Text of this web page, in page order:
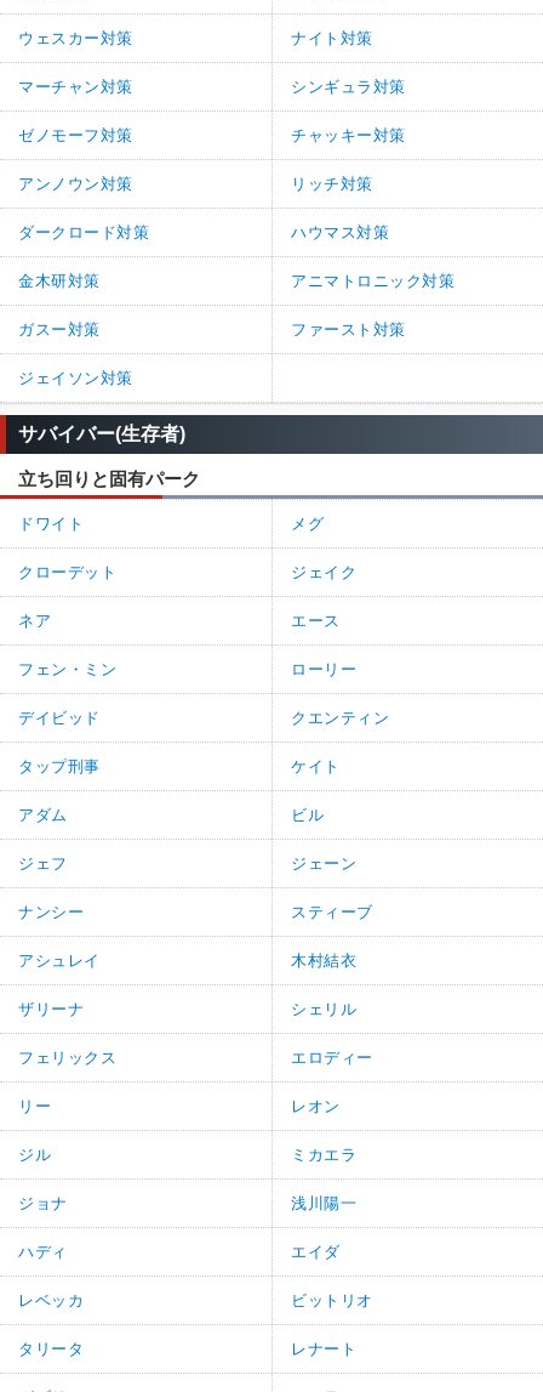
ウェスカー対策 ナイト対策
マーチャン対策 シンギュラ対策
ゼノモーフ対策 チャッキー対策
アンノウン対策 リッチ対策
ダークロード対策 ハウマス対策
金木研対策 アニマトロニック対策
ガスー対策 ファースト対策
ジェイソン対策
サバイバー(生存者)
立ち回りと固有パーク
ドワイト メグ
クローデット ジェイク
ネア エース
フェン・ミン ローリー
デイビッド クエンティン
タップ刑事 ケイト
アダム ビル
ジェフ ジェーン
ナンシー スティーブ
アシュレイ 木村結衣
ザリーナ シェリル
フェリックス エロディー
リー レオン
ジル ミカエラ
ジョナ 浅川陽一
ハディ エイダ
レベッカ ビットリオ
タリータ レナート